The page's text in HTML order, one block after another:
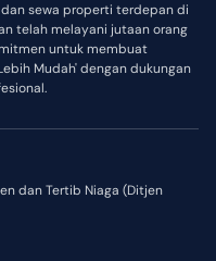
sewa properti terdepan di
telah melayani jutaan orang
untuk membuat
Mudah' dengan dukungan
dan Tertib Niaga (Ditjen